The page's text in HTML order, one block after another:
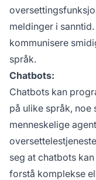
meldinger i
kommunisere
språk.
Chatbots:
Chatbots kan
på ulike språk,
menneskelige
seg at chatbots
forstå komplekse